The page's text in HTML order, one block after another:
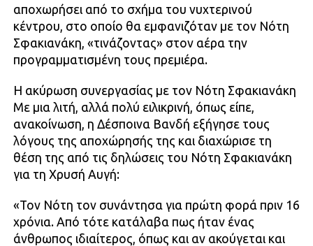
αποχωρήσει από το σχήμα του νυχτερινού
κέντρου, στο οποίο θα εμφανιζόταν με τον Νότη
Σφακιανάκη, «τινάζοντας» στον αέρα την
προγραμματισμένη τους πρεμιέρα.
Η ακύρωση συνεργασίας με τον Νότη Σφακιανάκη
Με μια λιτή, αλλά πολύ ειλικρινή, όπως είπε,
ανακοίνωση, η Δέσποινα Βανδή εξήγησε τους
λόγους της αποχώρησής της και διαχώρισε τη
θέση της από τις δηλώσεις του Νότη Σφακιανάκη
για τη Χρυσή Αυγή:
«Τον Νότη τον συνάντησα για πρώτη φορά πριν 16
χρόνια. Από τότε κατάλαβα πως ήταν ένας
άνθρωπος ιδιαίτερος, όπως και αν ακούγεται και